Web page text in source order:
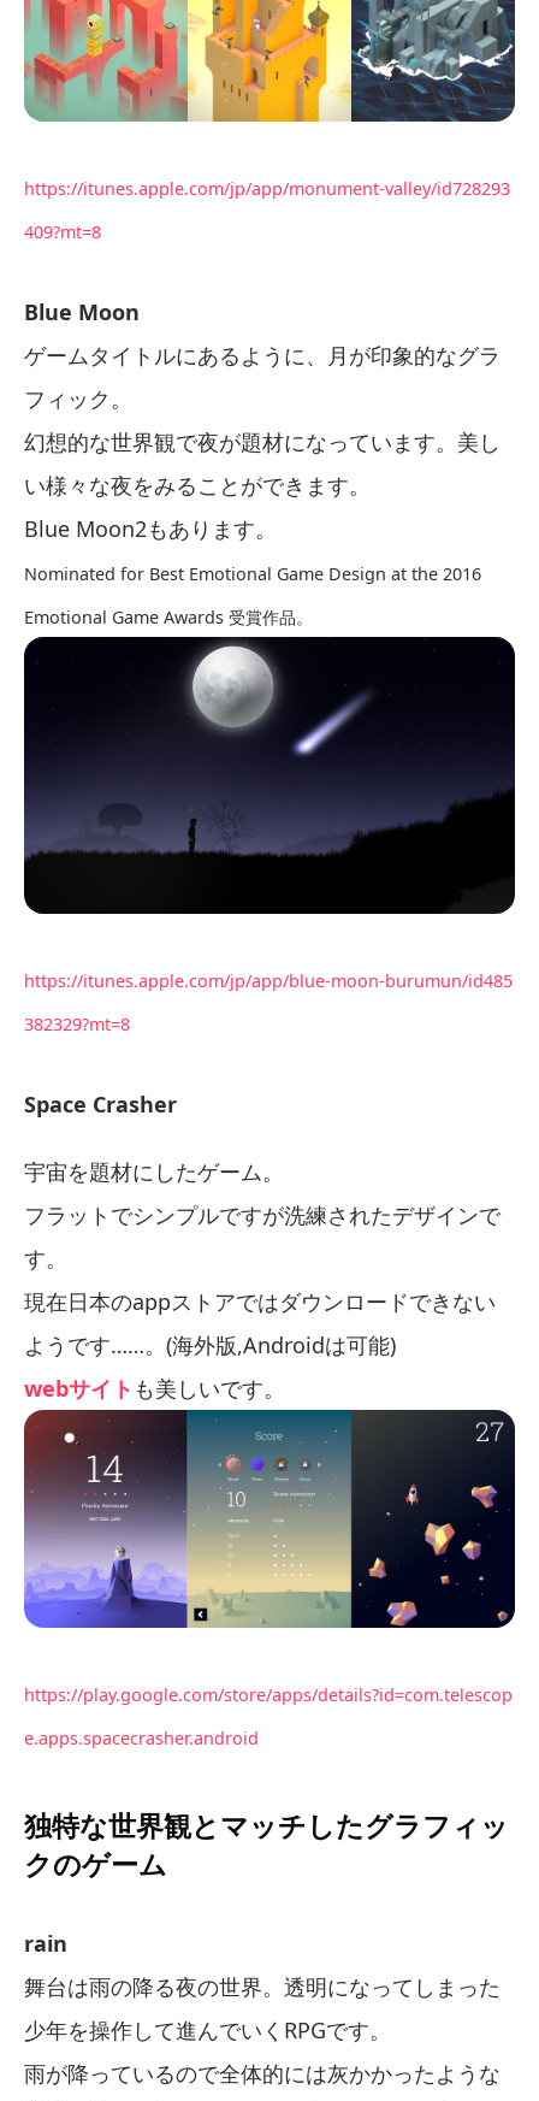
https://itunes.apple.com/jp/app/monument-valley/id728293
409?mt=8
Blue Moon
ゲームタイトルにあるように、月が印象的なグラ
フィック。
幻想的な世界観で夜が題材になっています。美し
い様々な夜をみることができます。
Blue Moon2もあります。
Nominated for Best Emotional Game Design at the 2016
Emotional Game Awards 受賞作品。
https://itunes.apple.com/jp/app/blue-moon-burumun/id485
382329?mt=8
Space Crasher
宇宙を題材にしたゲーム。
フラットでシンプルですが洗練されたデザインで
す。
現在日本のappストアではダウンロードできない
ようです……。(海外版,Androidは可能)
webサイト も美しいです。
https://play.google.com/store/apps/details?id=com.telescop
e.apps.spacecrasher.android
独特な世界観とマッチしたグラフィッ
クのゲーム
rain
舞台は雨の降る夜の世界。透明になってしまった
少年を操作して進んでいくRPGです。
雨が降っているので全体的には灰かかったような